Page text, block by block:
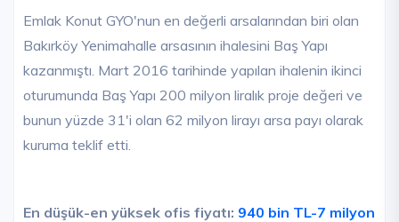
Emlak Konut GYO'nun en değerli arsalarından biri olan
Bakırköy Yenimahalle arsasının ihalesini Baş Yapı
kazanmıştı. Mart 2016 tarihinde yapılan ihalenin ikinci
oturumunda Baş Yapı 200 milyon liralık proje değeri ve
bunun yüzde 31'i olan 62 milyon lirayı arsa payı olarak
kuruma teklif etti.
En düşük-en yüksek ofis fiyatı: 940 bin TL-7 milyon